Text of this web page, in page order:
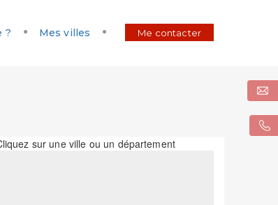
? Mes villes Me contacter
sur une ville ou un département